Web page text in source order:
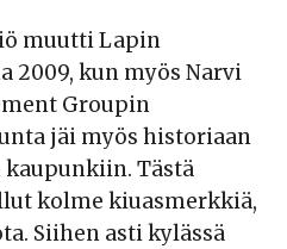
muutti Lapin
2009, kun myös Narvi
Groupin
jäi myös historiaan
kaupunkiin. Tästä
kolme kiuasmerkkiä,
Siihen asti kylässä